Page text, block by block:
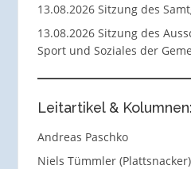
13.08.2026 Sitzung des
13.08.2026 Sitzung des
Sport und Soziales der
Leitartikel & Kolumnen:
Andreas Paschko
Niels Tümmler (Plattsnacker)